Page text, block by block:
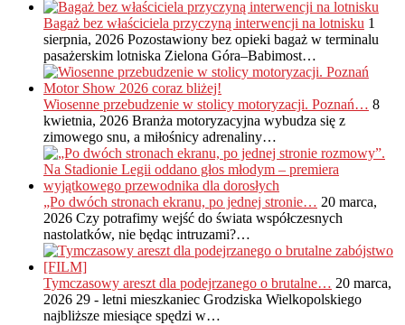
Bagaż bez właściciela przyczyną interwencji na lotnisku 1
sierpnia, 2026 Pozostawiony bez opieki bagaż w terminalu
pasażerskim lotniska Zielona Góra–Babimost…
Wiosenne przebudzenie w stolicy motoryzacji. Poznań… 8
kwietnia, 2026 Branża motoryzacyjna wybudza się z
zimowego snu, a miłośnicy adrenaliny…
„Po dwóch stronach ekranu, po jednej stronie… 20 marca,
2026 Czy potrafimy wejść do świata współczesnych
nastolatków, nie będąc intruzami?…
Tymczasowy areszt dla podejrzanego o brutalne… 20 marca,
2026 29 - letni mieszkaniec Grodziska Wielkopolskiego
najbliższe miesiące spędzi w…